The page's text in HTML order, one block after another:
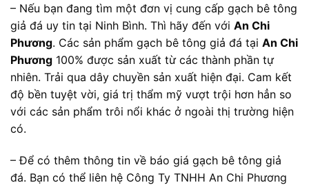
– Nếu bạn đang tìm một đơn vị cung cấp gạch bê tông
giả đá uy tin tại Ninh Bình. Thì hãy đến với An Chi
Phương. Các sản phẩm gạch bê tông giả đá tại An Chi
Phương 100% được sản xuất từ các thành phần tự
nhiên. Trải qua dây chuyền sản xuất hiện đại. Cam kết
độ bền tuyệt vời, giá trị thẩm mỹ vượt trội hơn hẳn so
với các sản phẩm trôi nổi khác ở ngoài thị trường hiện
có.
– Để có thêm thông tin về báo giá gạch bê tông giả
đá. Bạn có thể liên hệ Công Ty TNHH An Chi Phương